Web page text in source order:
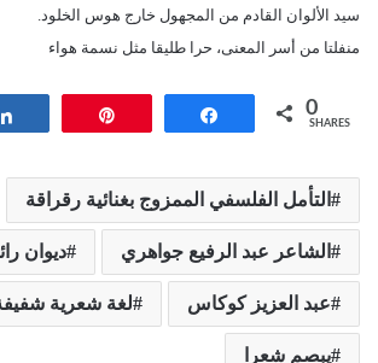
سيد الألوان القادم من المجهول خارج هوس الخلود.
منفلتا من أسر المعنى، حرا طليقا مثل نسمة هواء
Share 0
SHARES
التأمل الفلسفي الممزوج بغنائية رقراقة
الشاعر عبد الرفيع جواهري ديوان
عبد العزيز كوكاس لغة شعرية
يبصم شعرا